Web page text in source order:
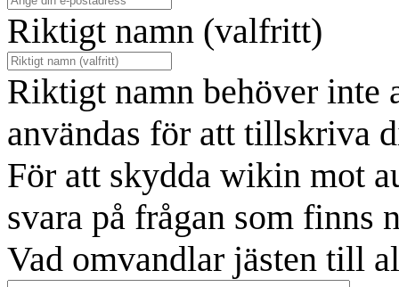
Riktigt namn (valfritt)
Riktigt namn behöver inte
användas för att tillskriva
För att skydda wikin mot
svara på frågan som finns
Vad omvandlar jästen till